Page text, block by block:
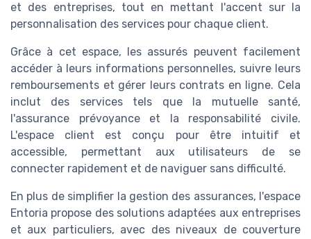
et des entreprises, tout en mettant l'accent sur la
personnalisation des services pour chaque client.
Grâce à cet espace, les assurés peuvent facilement
accéder à leurs informations personnelles, suivre leurs
remboursements et gérer leurs contrats en ligne. Cela
inclut des services tels que la mutuelle santé,
l'assurance prévoyance et la responsabilité civile.
L'espace client est conçu pour être intuitif et
accessible, permettant aux utilisateurs de se
connecter rapidement et de naviguer sans difficulté.
En plus de simplifier la gestion des assurances, l'espace
Entoria propose des solutions adaptées aux entreprises
et aux particuliers, avec des niveaux de couverture